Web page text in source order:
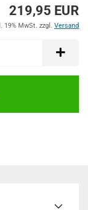
219,95 EUR
19% MwSt. zzgl. Versand